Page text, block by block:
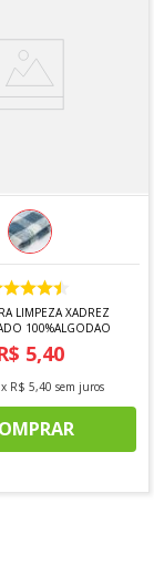
gourmet e
Arthi é a
sem abrir
dos
e áreas
LIMPEZA XADREZ
100%ALGODAO
5,40
x R$ 5,40 sem juros